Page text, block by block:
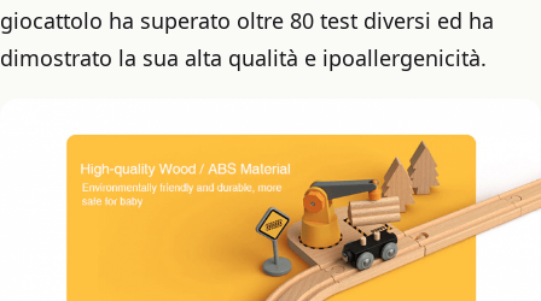
giocattolo ha superato oltre 80 test diversi ed ha
dimostrato la sua alta qualità e ipoallergenicità.